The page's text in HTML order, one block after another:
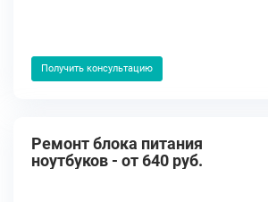
Получить консультацию
Ремонт блока питания
ноутбуков - от 640 руб.